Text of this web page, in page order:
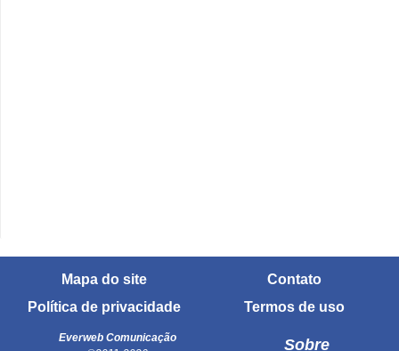
Mapa do site
Contato
Política de privacidade
Termos de uso
Everweb Comunicação
Sobre